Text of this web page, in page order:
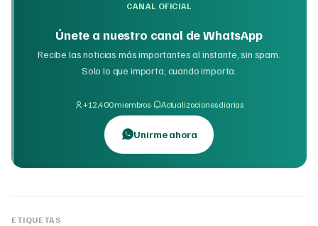
CANAL OFICIAL
Únete a nuestro canal de WhatsApp
Recibe las noticias más importantes al instante, sin spam.
Solo lo que importa, cuando importa.
+12,400 miembros· Actualizaciones diarias
Unirme ahora
ETIQUETAS